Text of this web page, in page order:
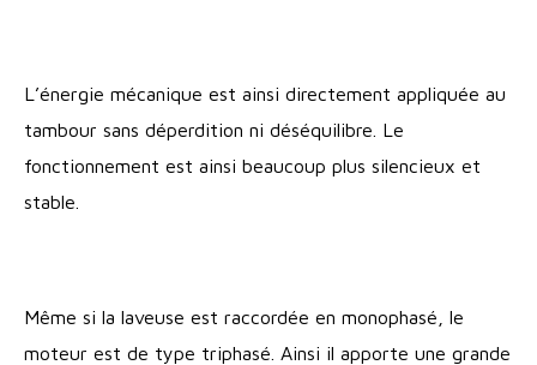
L’énergie mécanique est ainsi directement appliquée au
tambour sans déperdition ni déséquilibre. Le
fonctionnement est ainsi beaucoup plus silencieux et
stable.
Même si la laveuse est raccordée en monophasé, le
moteur est de type triphasé. Ainsi il apporte une grande